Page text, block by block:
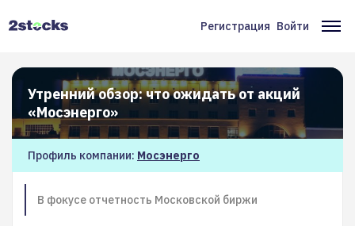
Меню
учётной
записи
пользователя
Регистрация Войти
Утренний обзор: что ожидать от акций
«Мосэнерго»
Профиль компании: Мосэнерго
В фокусе отчетность Московской биржи